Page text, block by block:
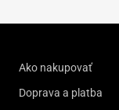
Ako nakupovať
Doprava a platba